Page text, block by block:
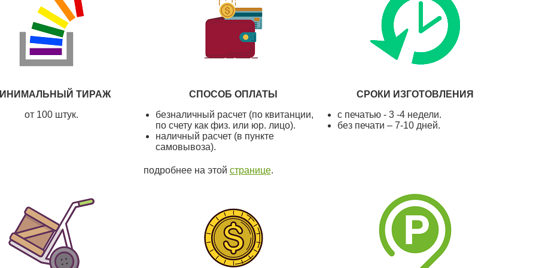
ТИРАЖ
от 100 штук.
СПОСОБ ОПЛАТЫ
безналичный расчет (по квитанции,
по счету как физ. или юр. лицо).
наличный расчет (в пункте
самовывоза).
подробнее на этой странице.
СРОКИ ИЗГОТОВЛЕНИЯ
с печатью - 3 -4 недели.
без печати – 7-10 дней.